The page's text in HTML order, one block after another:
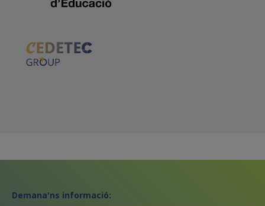
Demana'ns informació: